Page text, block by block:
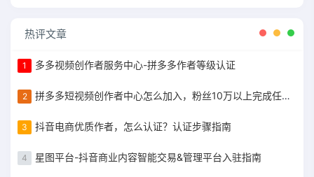
热评文章
1 多多视频创作者服务中心-拼多多作者等级认证
2 拼多多短视频创作者中心怎么加入，粉丝10万以上完成任务获得现金补贴
3 抖音电商优质作者，怎么认证？认证步骤指南
4 星图平台-抖音商业内容智能交易&管理平台入驻指南